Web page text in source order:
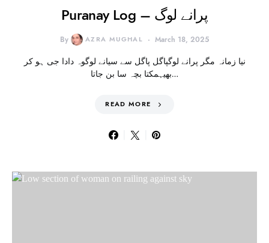
Puranay Log – پرانے لوگ
By AZRA MUGHAL March 18, 2025
نیا زمانہ مگر پرانے لوگپاگل پاگل سے سیانے لوگوہ دادا جی ہو کر
بھیہمکتا بچہ سا بن جاتا…
READ MORE